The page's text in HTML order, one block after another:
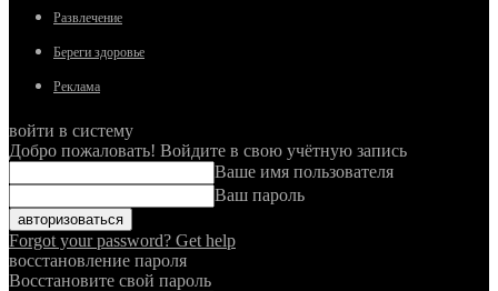
Развлечение
Береги здоровье
Реклама
войти в систему
Добро пожаловать! Войдите в свою учётную запись
Ваше имя пользователя
Ваш пароль
Forgot your password? Get help
восстановление пароля
Восстановите свой пароль